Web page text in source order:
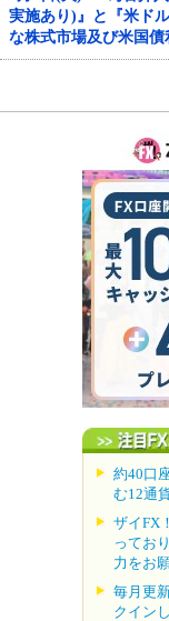
実施あり)』と『米ド
な株式市場及び米国債
約40口
む12通
ザイFX
ってお
力をお
毎月更
クイン